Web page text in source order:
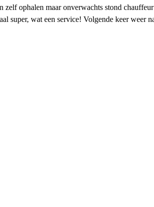
zelf ophalen maar onverwachts stond
super, wat een service! Volgende keer weer